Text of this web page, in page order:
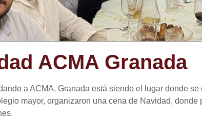
ACMA Granada
a ACMA, Granada está siendo el lugar donde
mayor, organizaron una cena de Navidad,